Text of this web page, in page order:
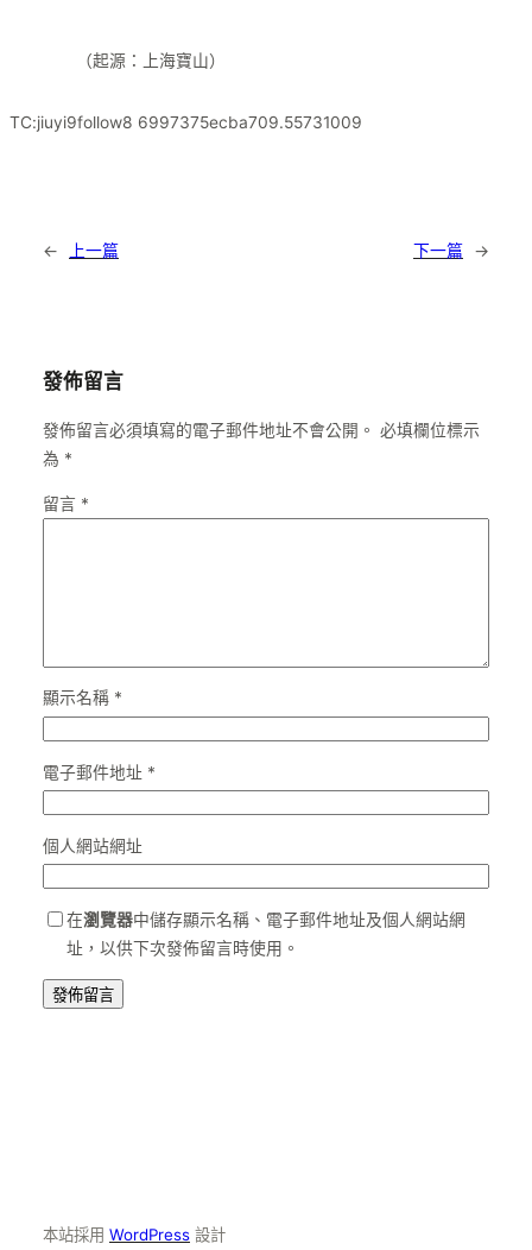
（起源：上海寶山）
TC:jiuyi9follow8 6997375ecba709.55731009
← 上一篇 下一篇 →
發佈留言
發佈留言必須填寫的電子郵件地址不會公開。 必填欄位標示
為 *
留言 *
顯示名稱 *
電子郵件地址 *
個人網站網址
在瀏覽器中儲存顯示名稱、電子郵件地址及個人網站網
址，以供下次發佈留言時使用。
本站採用 WordPress 設計